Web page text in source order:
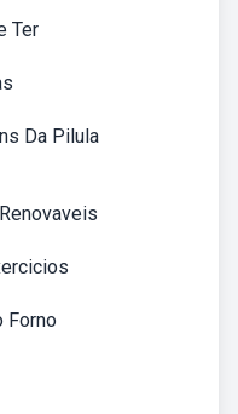
Ter
Da Pilula
Forno